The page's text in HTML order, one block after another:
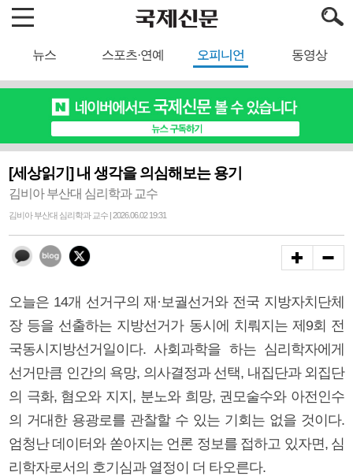
뉴스 스포츠·연예 오피니언 동영상
[세상읽기] 내 생각을 의심해보는 용기
김비아 부산대 심리학과 교수
김비아 부산대 심리학과 교수 | 2026.06.02 19:31
오늘은 14개 선거구의 재·보궐선거와 전국 지방자치단체
장 등을 선출하는 지방선거가 동시에 치뤄지는 제9회 전
국동시지방선거일이다. 사회과학을 하는 심리학자에게
선거만큼 인간의 욕망, 의사결정과 선택, 내집단과 외집단
의 극화, 혐오와 지지, 분노와 희망, 권모술수와 아전인수
의 거대한 용광로를 관찰할 수 있는 기회는 없을 것이다.
엄청난 데이터와 쏟아지는 언론 정보를 접하고 있자면, 심
리학자로서의 호기심과 열정이 더 타오른다.